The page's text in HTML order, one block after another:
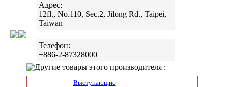
Адрес:
12fl., No.110, Sec.2, Jilong Rd., Taipei,
Taiwan
Телефон:
+886-2-87328000
Другие товары этого производителя :
Выступающие